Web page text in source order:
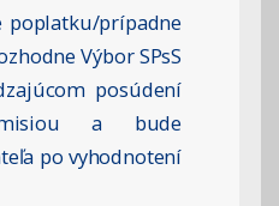
poplatku/prípadne
Výbor SPsS
posúdení
a bude
po vyhodnotení